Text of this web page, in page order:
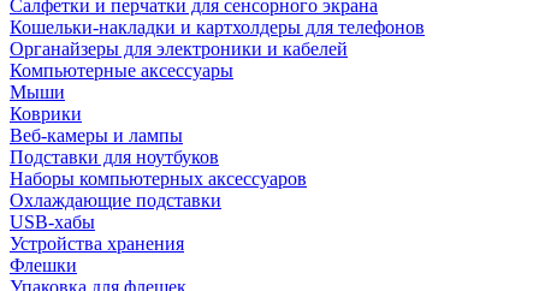
Салфетки и перчатки для сенсорного экрана
Кошельки-накладки и картхолдеры для телефонов
Органайзеры для электроники и кабелей
Компьютерные аксессуары
Мыши
Коврики
Веб-камеры и лампы
Подставки для ноутбуков
Наборы компьютерных аксессуаров
Охлаждающие подставки
USB-хабы
Устройства хранения
Флешки
Упаковка для флешек